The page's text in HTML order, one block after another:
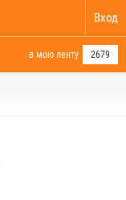
Вход
в мою ленту 2679